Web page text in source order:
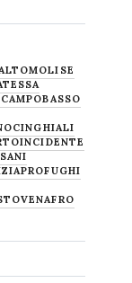
CAMPOBASSO
CINGHIALI
INCIDENTE
PROFUGHI
VENAFRO